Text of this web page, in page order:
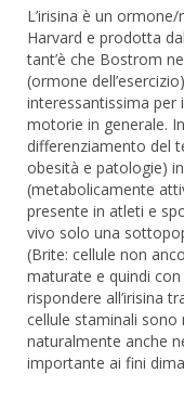
L’irisina è un
Harvard e prodotta
tant’è che Bostrom
(ormone
interessantissima per
motorie in generale.
differenziamento del
obesità e patologie)
(metabolicamente
presente in atleti e
vivo solo una
(Brite: cellule non
maturate e quindi
rispondere all’irisina
cellule staminali
naturalmente anche
importante ai fini